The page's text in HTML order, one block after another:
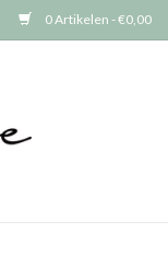
0 Artikelen - €0,00